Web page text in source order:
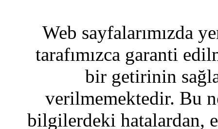
Web sayfalarımızda
tarafımızca garanti
bir getirinin
verilmemektedir. Bu
bilgilerdeki hatalardan,